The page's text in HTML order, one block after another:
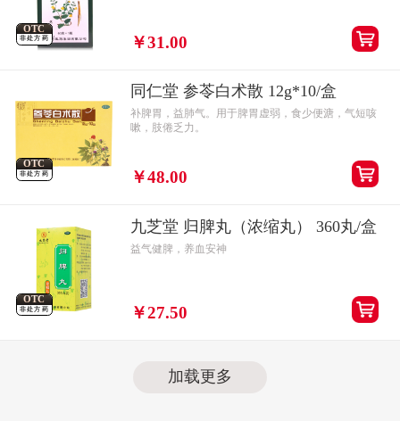
OTC
非处方药 ￥31.00
OTC
非处方药
同仁堂 参苓白术散 12g*10/盒
补脾胃，益肺气。用于脾胃虚弱，食少便溏，气短咳
嗽，肢倦乏力。
￥48.00
OTC
非处方药
九芝堂 归脾丸（浓缩丸） 360丸/盒
益气健脾，养血安神
￥27.50
加载更多